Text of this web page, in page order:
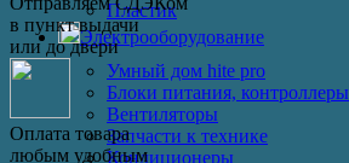
Пластик
Электрооборудование
Умный дом hite pro
Блоки питания, контроллеры
Вентиляторы
Запчасти к технике
Кондиционеры
в пункт выдачи
или до двери
Оплата товара
любым удобным